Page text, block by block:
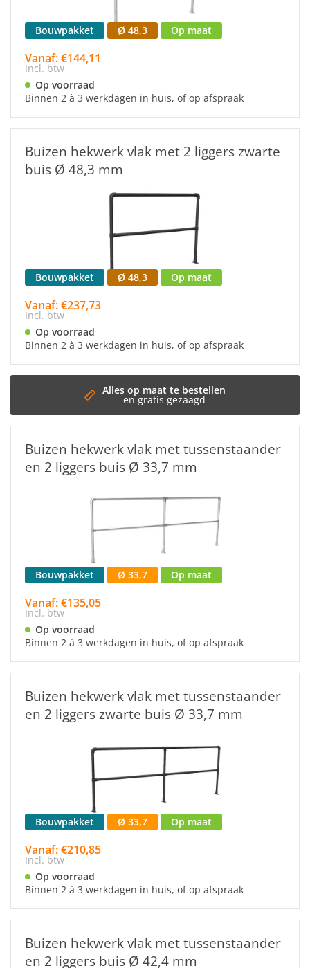
Bouwpakket Ø 48,3 Op maat
Vanaf: €144,11
Incl. btw
Op voorraad
Binnen 2 à 3 werkdagen in huis, of op afspraak
Buizen hekwerk vlak met 2 liggers zwarte
buis Ø 48,3 mm
Bouwpakket Ø 48,3 Op maat
Vanaf: €237,73
Incl. btw
Op voorraad
Binnen 2 à 3 werkdagen in huis, of op afspraak
Buizen hekwerk vlak met tussenstaander
en 2 liggers buis Ø 33,7 mm
Bouwpakket Ø 33,7 Op maat
Vanaf: €135,05
Incl. btw
Op voorraad
Binnen 2 à 3 werkdagen in huis, of op afspraak
Buizen hekwerk vlak met tussenstaander
en 2 liggers zwarte buis Ø 33,7 mm
Bouwpakket Ø 33,7 Op maat
Vanaf: €210,85
Incl. btw
Op voorraad
Binnen 2 à 3 werkdagen in huis, of op afspraak
Buizen hekwerk vlak met tussenstaander
en 2 liggers buis Ø 42,4 mm